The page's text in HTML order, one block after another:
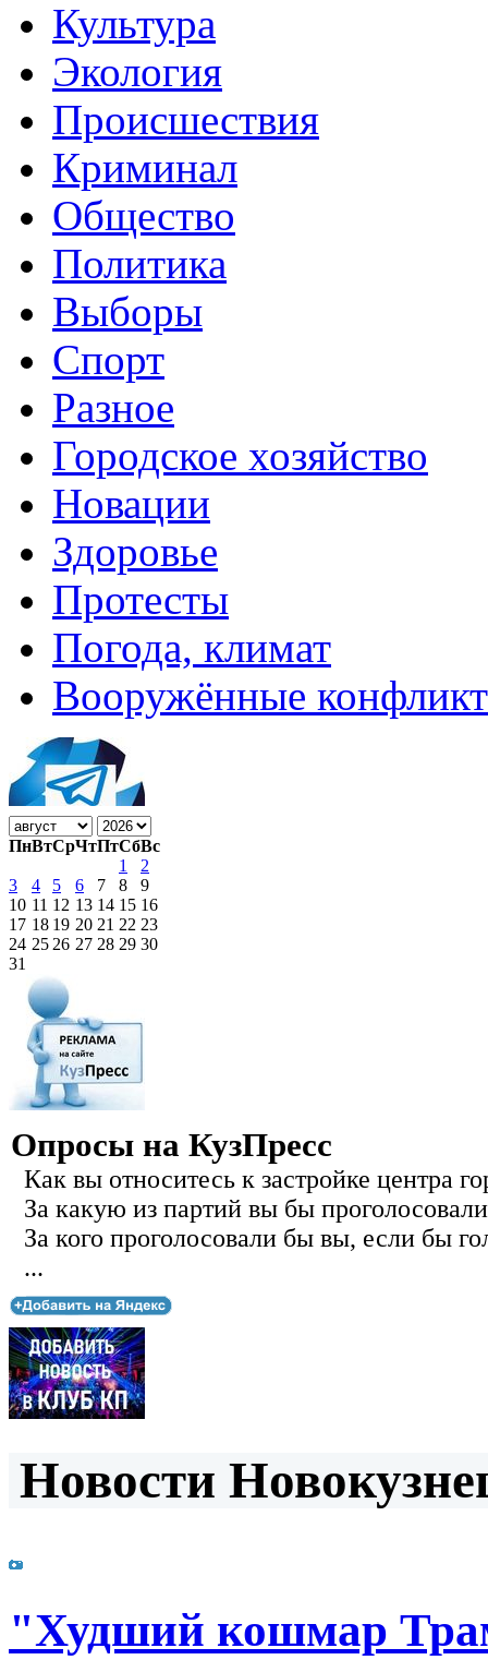
Культура
Экология
Происшествия
Криминал
Общество
Политика
Выборы
Спорт
Разное
Городское хозяйство
Новации
Здоровье
Протесты
Погода, климат
Вооружённые
ПнВтСрЧтПтСбВс
1
2
3
4 5 6 7 8
9
10 11 12 13 14 15 16
17 18 19 20 21 22 23
24 25 26 27 28 29 30
31
Опросы на КузПресс
Как вы относитесь к застройке центра
За какую из партий вы бы
За кого проголосовали бы вы, если бы
...
Новости
"Худший кошмар